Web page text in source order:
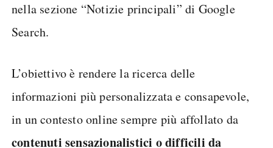
nella sezione “Notizie principali” di Google
Search.
L’obiettivo è rendere la ricerca delle
informazioni più personalizzata e consapevole,
in un contesto online sempre più affollato da
contenuti sensazionalistici o difficili da